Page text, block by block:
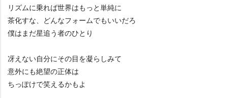
リズムに乗れば世界はもっと単純に
茶化すな、どんなフォームでもいいだろ
僕はまだ星追う者のひとり
冴えない自分にその目を凝らしみて
意外にも絶望の正体は
ちっぽけで笑えるかもよ